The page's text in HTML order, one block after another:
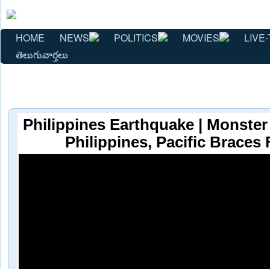
HOME NEWS POLITICS MOVIES
తెలుగువార్తలు
Philippines Earthquake |
Philippines, Pacific Braces